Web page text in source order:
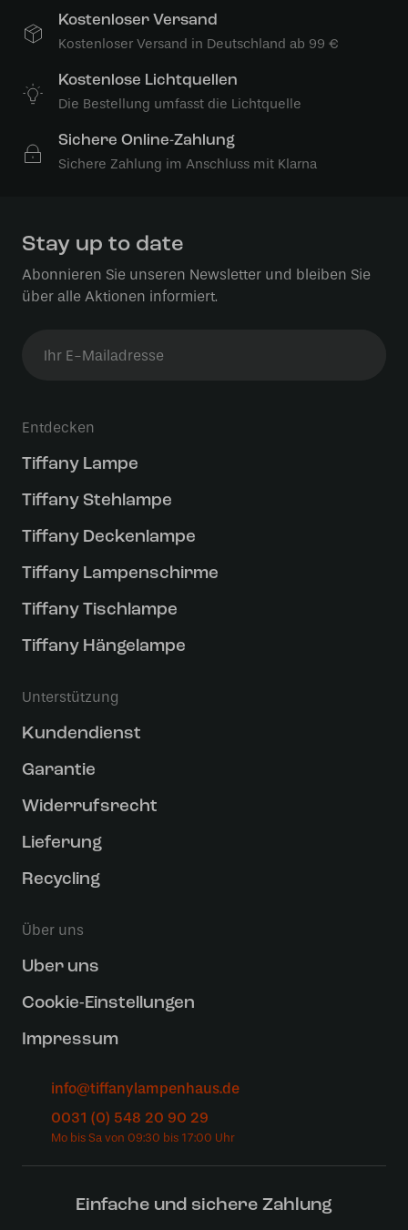
Kostenloser Versand
Kostenloser Versand in Deutschland ab 99 €
Kostenlose Lichtquellen
Die Bestellung umfasst die Lichtquelle
Sichere Online-Zahlung
Sichere Zahlung im Anschluss mit Klarna
Stay up to date
Abonnieren Sie unseren Newsletter und bleiben Sie
über alle Aktionen informiert.
Entdecken
Tiffany Lampe
Tiffany Stehlampe
Tiffany Deckenlampe
Tiffany Lampenschirme
Tiffany Tischlampe
Tiffany Hängelampe
Unterstützung
Kundendienst
Garantie
Widerrufsrecht
Lieferung
Recycling
Über uns
Uber uns
Cookie-Einstellungen
Impressum
info@tiffanylampenhaus.de
0031 (0) 548 20 90 29
Einfache und sichere Zahlung